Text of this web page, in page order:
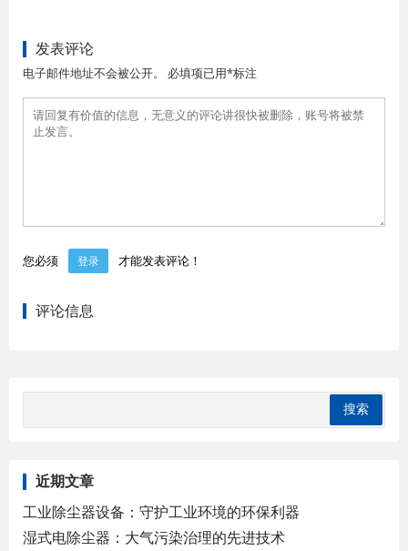
发表评论
电子邮件地址不会被公开。 必填项已用*标注
您必须 登录 才能发表评论！
评论信息
近期文章
工业除尘器设备：守护工业环境的环保利器
湿式电除尘器：大气污染治理的先进技术